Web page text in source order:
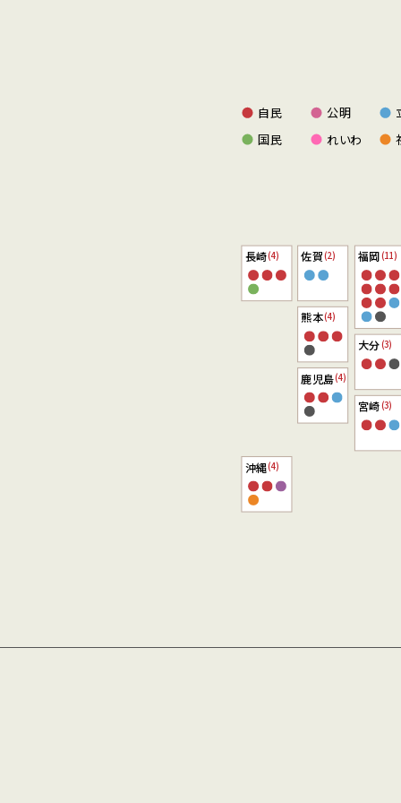
自民 公明
国民 れいわ
福岡(11)
大分(3)
宮崎(3)
佐賀(2)
熊本(4)
鹿児島(4)
長崎(4)
沖縄(4)